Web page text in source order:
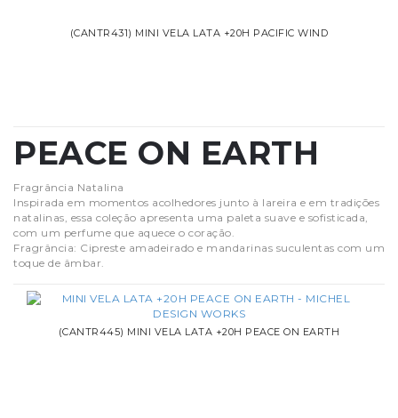
(CANTR431) MINI VELA LATA +20H PACIFIC WIND
PEACE ON EARTH
Fragrância Natalina
Inspirada em momentos acolhedores junto à lareira e em tradições
natalinas, essa coleção apresenta uma paleta suave e sofisticada,
com um perfume que aquece o coração.
Fragrância: Cipreste amadeirado e mandarinas suculentas com um
toque de âmbar.
(CANTR445) MINI VELA LATA +20H PEACE ON EARTH